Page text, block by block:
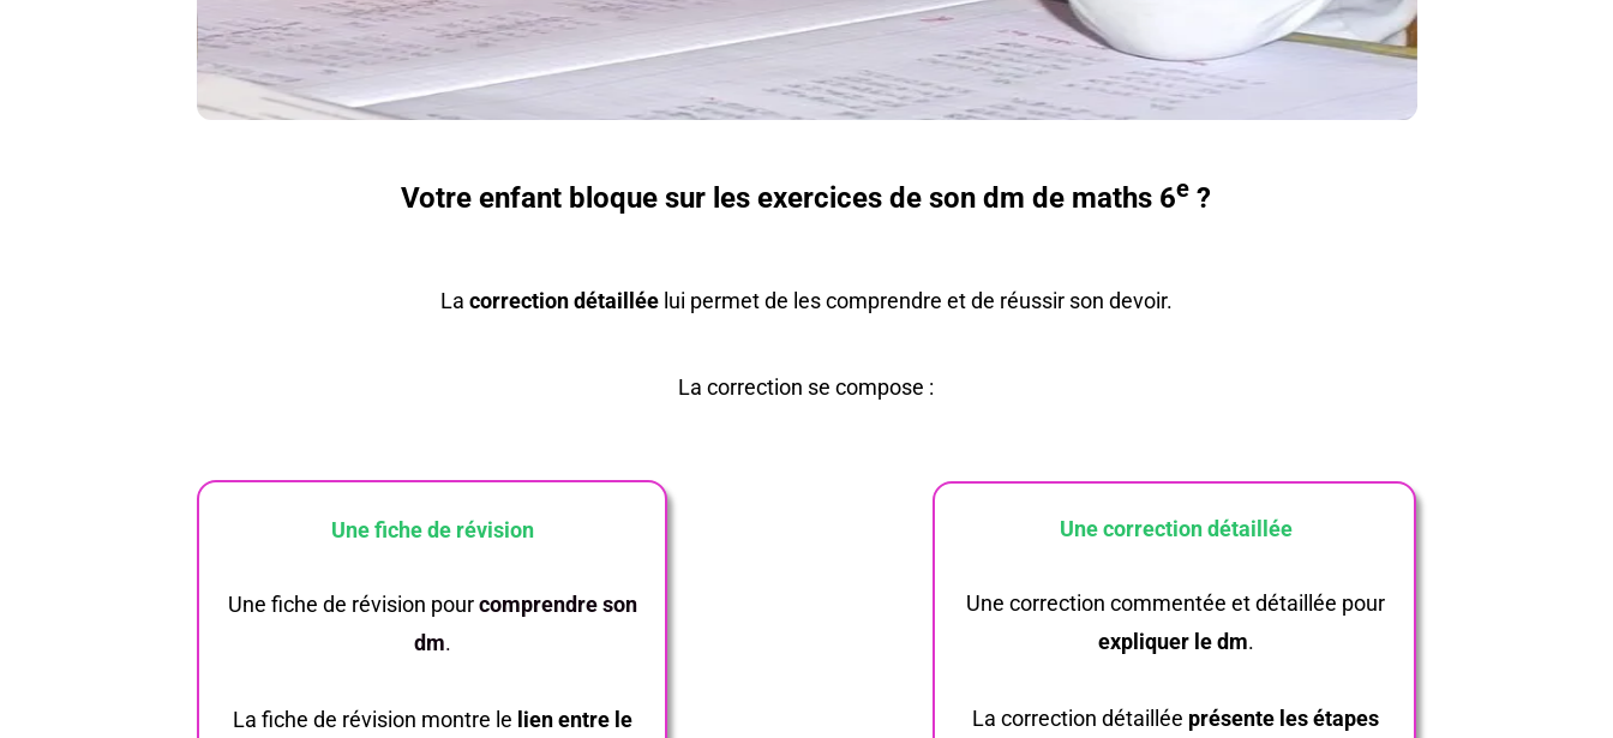
Votre enfant bloque sur les exercices de son dm de maths 6e ?
La correction détailléelui permet de les comprendre et de réussir son devoir.
La correction se compose :
Une correction détaillée
Une fiche de révision
Une correction commentée et détaillée pour
expliquer le dm.
La correction détaillée présente les étapes
Une fiche de révision pourcomprendre son
dm.
La fiche de révision montre le lien entre le